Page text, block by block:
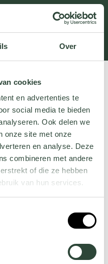
Over
cookies
en advertenties te
social media te bieden
Ook delen we
onze site met onze
en analyse. Deze
combineren met andere
of die ze hebben
van hun services.
in onderhoud.
bellen +31 413 274
.